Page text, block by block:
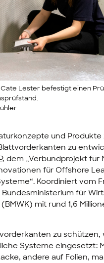
Lester befestigt einen
und Produkte
zu
, dem „Verbundprojekt für
für Offshore
Koordiniert vom
für
mit rund 1,6
zu schützen,
Systeme eingesetzt:
andere auf Folien,